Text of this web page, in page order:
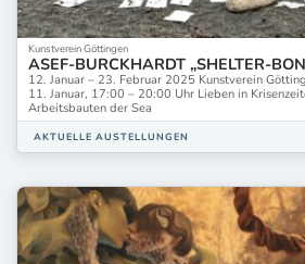
Kunstverein Göttingen
ASEF-BURCKHARDT „SHELTER-
12. Januar – 23. Februar 2025 Kunstverein
11. Januar, 17:00 – 20:00 Uhr Lieben in
Arbeitsbauten der Sea
AKTUELLE AUSTELLUNGEN